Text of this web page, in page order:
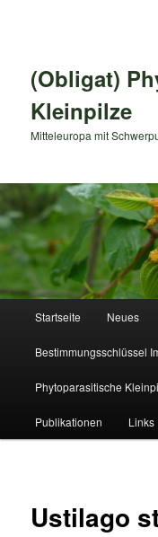
(Obligat)
Kleinpilze
Mitteleuropa mit
Startseite Neues
Bestimmungsschlüssel
Phytoparasitische
Publikationen Links
Ustilago